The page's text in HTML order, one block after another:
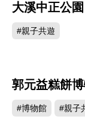
大溪中正公園
#親子共遊
郭元益糕餅
#博物館 #親子